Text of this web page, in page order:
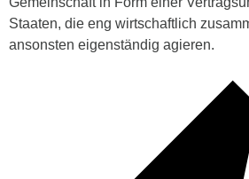
Staaten, die eng wirtschaftlich
ansonsten eigenständig agieren.